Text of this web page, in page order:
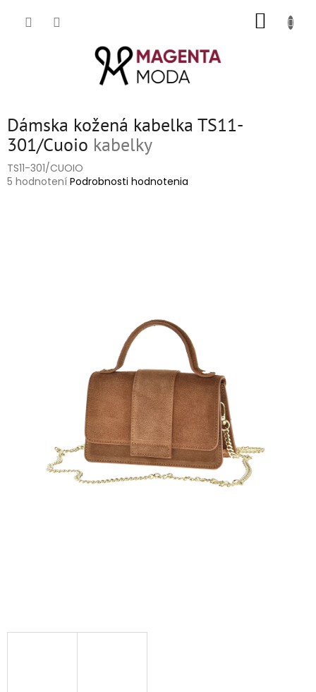
Dámska kožená kabelka TS11-
301/Cuoio kabelky
TS11-301/CUOIO
Priemerné
5 hodnotení Podrobnosti hodnotenia